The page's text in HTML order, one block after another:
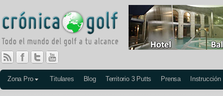
Zona Pro Titulares Blog Territorio 3 Putts Prensa Instrucción